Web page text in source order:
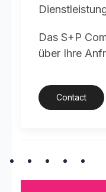
Das S+P
über Ihre
Contact